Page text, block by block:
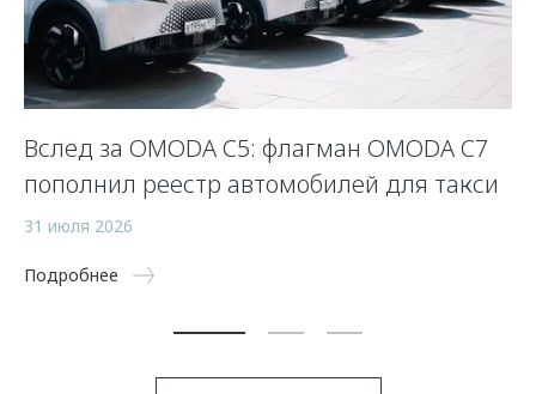
Вслед за OMODA C5: флагман OMODA C7
пополнил реестр автомобилей для такси
31 июля 2026
Подробнее